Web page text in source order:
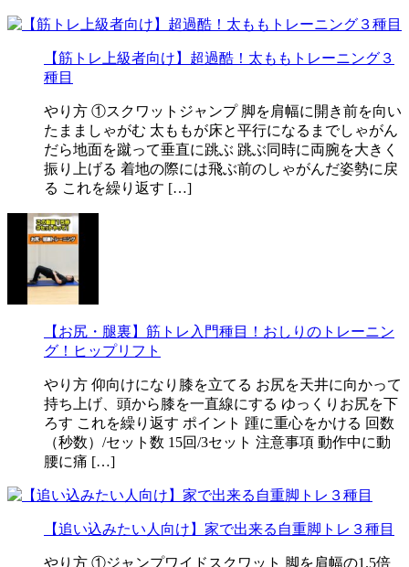
【筋トレ上級者向け】超過酷！太ももトレーニング３
種目
やり方 ①スクワットジャンプ 脚を肩幅に開き前を向い
たまましゃがむ 太ももが床と平行になるまでしゃがん
だら地面を蹴って垂直に跳ぶ 跳ぶ同時に両腕を大きく
振り上げる 着地の際には飛ぶ前のしゃがんだ姿勢に戻
る これを繰り返す […]
【お尻・腿裏】筋トレ入門種目！おしりのトレーニン
グ！ヒップリフト
やり方 仰向けになり膝を立てる お尻を天井に向かって
持ち上げ、頭から膝を一直線にする ゆっくりお尻を下
ろす これを繰り返す ポイント 踵に重心をかける 回数
（秒数）/セット数 15回/3セット 注意事項 動作中に動
腰に痛 […]
【追い込みたい人向け】家で出来る自重脚トレ３種目
やり方 ①ジャンプワイドスクワット 脚を肩幅の1.5倍